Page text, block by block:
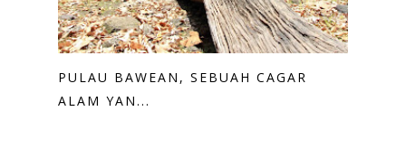
PULAU BAWEAN, SEBUAH CAGAR
ALAM YAN...